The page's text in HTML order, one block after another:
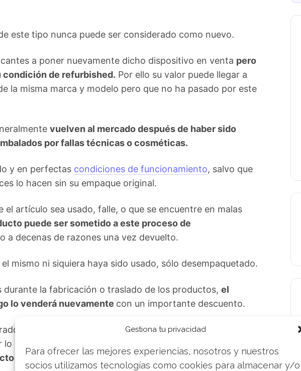
Gestiona tu privacidad
Para ofrecer las mejores experiencias, nosotros y nuestros
socios utilizamos tecnologías como cookies para almacenar y/o
este tipo nunca puede ser considerado como nuevo.
a poner nuevamente dicho dispositivo en venta pero
condición de refurbished. Por ello su valor puede llegar a
la misma marca y modelo pero que no ha pasado por este
vuelven al mercado después de haber sido
por fallas técnicas o cosméticas.
y en perfectas condiciones de funcionamiento, salvo que
lo hacen sin su empaque original.
el artículo sea usado, falle, o que se encuentre en malas
puede ser sometido a este proceso de
a decenas de razones una vez devuelto.
mismo ni siquiera haya sido usado, sólo desempaquetado.
durante la fabricación o traslado de los productos, el
lo venderá nuevamente con un importante descuento.
en la fábrica bajo estrictos procesos para mantener sus
cual
que se comercializa nuevo.